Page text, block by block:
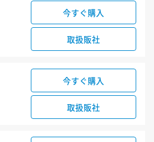
今すぐ購入
取扱販社
今すぐ購入
取扱販社